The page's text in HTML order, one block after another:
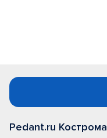
Pedant.ru Кострома